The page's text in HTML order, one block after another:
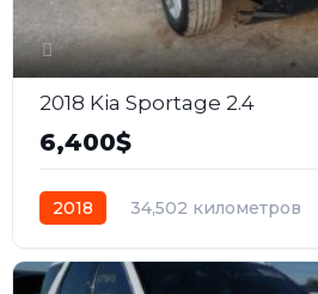
2018 Kia Sportage 2.4
6,400$
2018 34,502 километров